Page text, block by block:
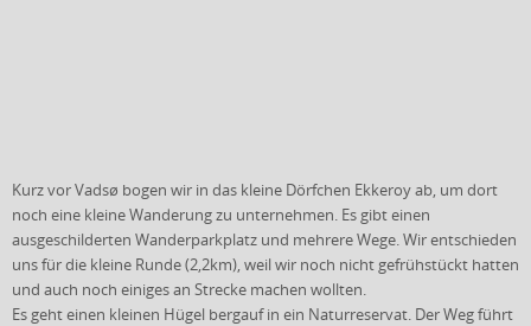
Kurz vor Vadsø bogen wir in das kleine Dörfchen Ekkeroy ab, um dort
noch eine kleine Wanderung zu unternehmen. Es gibt einen
ausgeschilderten Wanderparkplatz und mehrere Wege. Wir entschieden
uns für die kleine Runde (2,2km), weil wir noch nicht gefrühstückt hatten
und auch noch einiges an Strecke machen wollten.
Es geht einen kleinen Hügel bergauf in ein Naturreservat. Der Weg führt